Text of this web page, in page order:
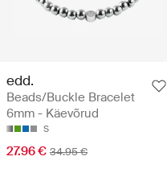
edd.
Beads/Buckle Bracelet
6mm - Käevõrud
S
27.96 € 34.95 €